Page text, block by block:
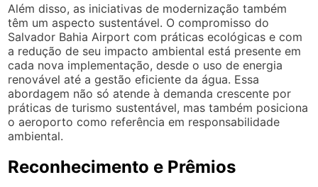
Além disso, as iniciativas de modernização também
têm um aspecto sustentável. O compromisso do
Salvador Bahia Airport com práticas ecológicas e com
a redução de seu impacto ambiental está presente em
cada nova implementação, desde o uso de energia
renovável até a gestão eficiente da água. Essa
abordagem não só atende à demanda crescente por
práticas de turismo sustentável, mas também posiciona
o aeroporto como referência em responsabilidade
ambiental.
Reconhecimento e Prêmios